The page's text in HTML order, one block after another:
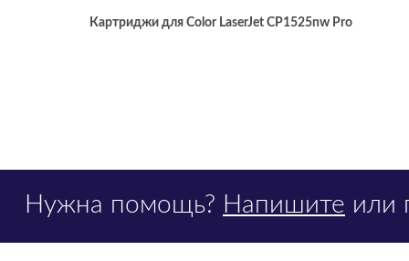
Картриджи для Color LaserJet CP1525nw Pro
Нужна помощь? Напишите или